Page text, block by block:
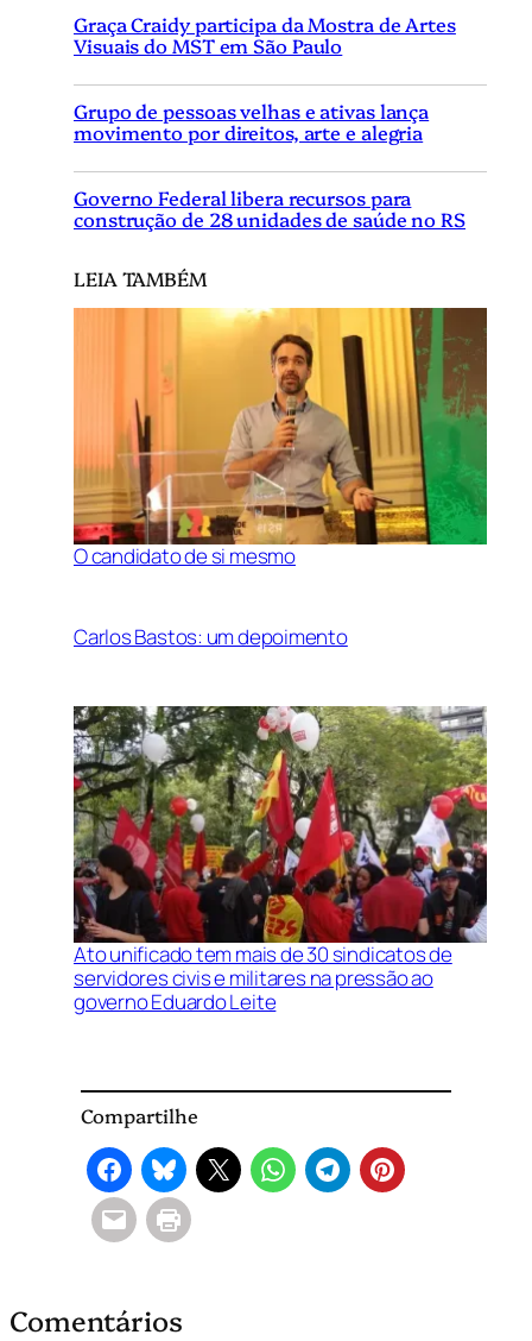
Graça Craidy participa da Mostra de Artes
Visuais do MST em São Paulo
Grupo de pessoas velhas e ativas lança
movimento por direitos, arte e alegria
Governo Federal libera recursos para
construção de 28 unidades de saúde no RS
LEIA TAMBÉM
O candidato de si mesmo
Carlos Bastos: um depoimento
Ato unificado tem mais de 30 sindicatos de
servidores civis e militares na pressão ao
governo Eduardo Leite
Compartilhe
Comentários